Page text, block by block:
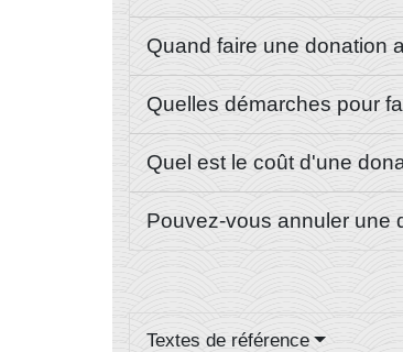
Quand faire une donation
Quelles démarches pour
Quel est le coût d'une
Pouvez-vous annuler une
Textes de référence